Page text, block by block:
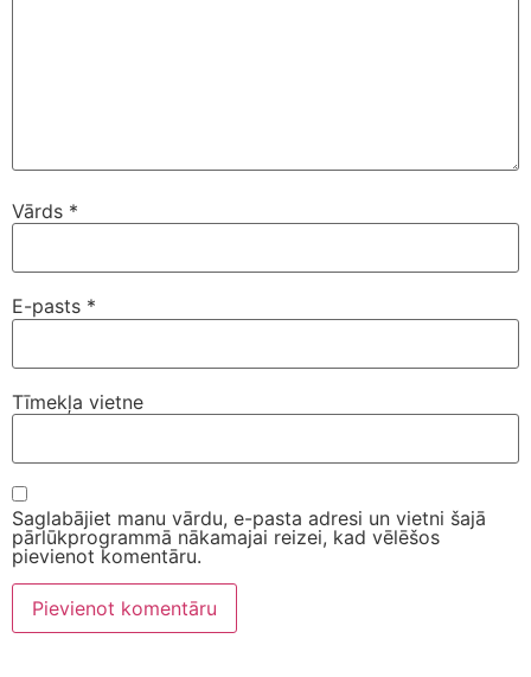
Vārds *
E-pasts *
Tīmekļa vietne
Saglabājiet manu vārdu, e-pasta adresi un vietni šajā
pārlūkprogrammā nākamajai reizei, kad vēlēšos
pievienot komentāru.